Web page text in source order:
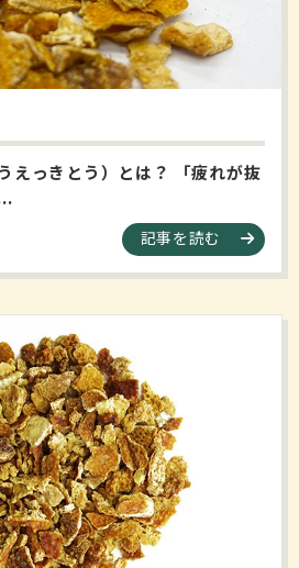
えっきとう）とは？ 「疲れが抜
記事を読む